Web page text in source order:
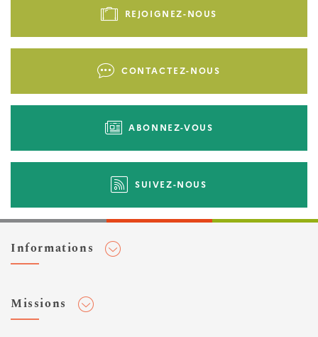
-
REJOIGNEZ-NOUS
CONTACTEZ-NOUS
ABONNEZ-VOUS
SUIVEZ-NOUS
Informations
Missions